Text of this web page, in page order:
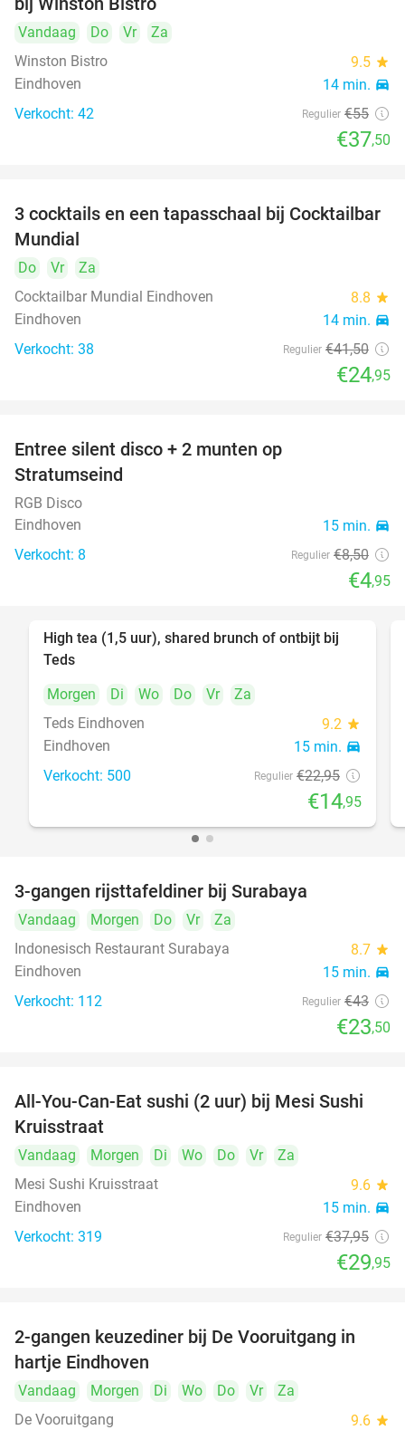
Vandaag Do Vr
Za
Winston Bistro
9.5 star
Eindhoven 14 min. directions_car
Verkocht: 42 Regulier €55
€37,50
40%
3 cocktails en een tapasschaal bij Cocktailbar
Mundial
Do Vr
Za
Cocktailbar Mundial Eindhoven
8.8 star
Eindhoven 14 min. directions_car
Verkocht: 38 Regulier €41,50
€24,95
Entree silent disco + 2 munten op
Stratumseind
RGB Disco
Eindhoven
15 min. directions_car
Verkocht: 8 Regulier €8,50
€4,95
35%
High tea (1,5 uur), shared brunch of ontbijt bij
Teds
Morgen
Di Wo Do Vr
Za
Teds Eindhoven
9.2 star
Eindhoven 15 min. directions_car
Verkocht: 500 Regulier €22,95
€14,95
3-gangen rijsttafeldiner bij Surabaya
Vandaag Morgen Do Vr
Za
Indonesisch Restaurant Surabaya
8.7 star
Eindhoven 15 min. directions_car
Verkocht: 112 Regulier €43
€23,50
21%
All-You-Can-Eat sushi (2 uur) bij Mesi Sushi
Kruisstraat
Vandaag Morgen Di Wo Do Vr
Za
Mesi Sushi Kruisstraat
9.6 star
Eindhoven 15 min. directions_car
Verkocht: 319 Regulier €37,95
€29,95
42%
2-gangen keuzediner bij De Vooruitgang in
hartje Eindhoven
Vandaag Morgen Di Wo Do Vr
Za
De Vooruitgang
9.6 star